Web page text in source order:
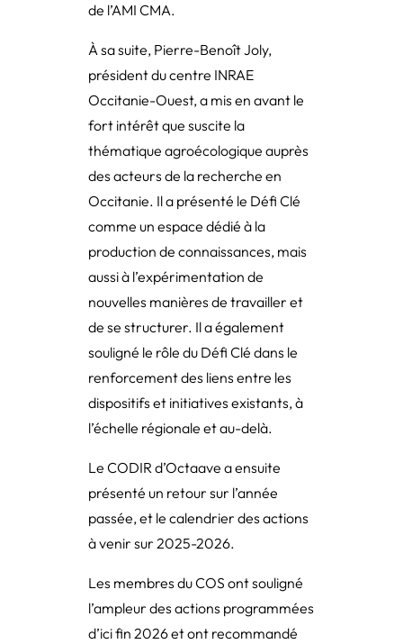
de l’AMI CMA.
À sa suite, Pierre-Benoît Joly,
président du centre INRAE
Occitanie-Ouest, a mis en avant le
fort intérêt que suscite la
thématique agroécologique auprès
des acteurs de la recherche en
Occitanie. Il a présenté le Défi Clé
comme un espace dédié à la
production de connaissances, mais
aussi à l’expérimentation de
nouvelles manières de travailler et
de se structurer. Il a également
souligné le rôle du Défi Clé dans le
renforcement des liens entre les
dispositifs et initiatives existants, à
l’échelle régionale et au-delà.
Le CODIR d’Octaave a ensuite
présenté un retour sur l’année
passée, et le calendrier des actions
à venir sur 2025-2026.
Les membres du COS ont souligné
l’ampleur des actions programmées
d’ici fin 2026 et ont recommandé